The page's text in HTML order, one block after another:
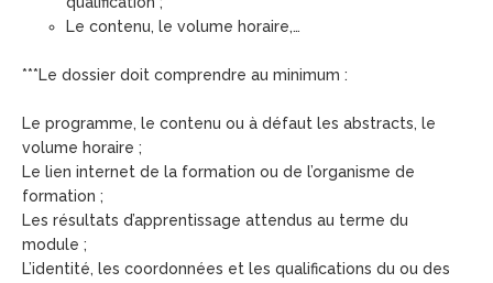
Le contenu, le volume horaire,…
***Le dossier doit comprendre au minimum :
Le programme, le contenu ou à défaut les abstracts, le
volume horaire ;
Le lien internet de la formation ou de l’organisme de
formation ;
Les résultats d’apprentissage attendus au terme du
module ;
L’identité, les coordonnées et les qualifications du ou des